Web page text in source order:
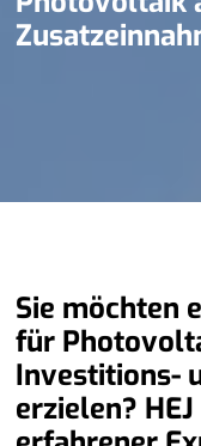
Sie möchten
für
Investitions-
erzielen?